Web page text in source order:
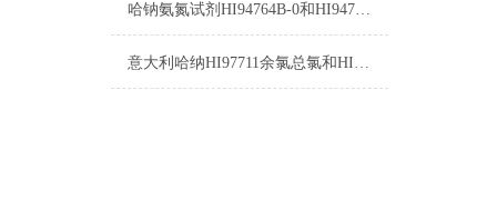
哈钠氨氮试剂HI94764B-0和HI94764-0测量原理
意大利哈纳HI97711余氯总氯和HI96711余氯总氯的区别